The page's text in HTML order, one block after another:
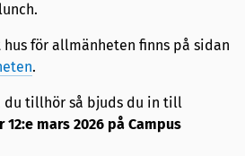
för allmänheten finns på sidan
.
du tillhör så bjuds du in till
12:e mars 2026 på Campus